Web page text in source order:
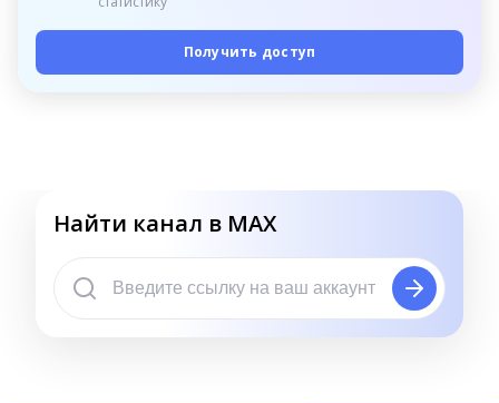
Получить доступ
Найти канал в MAX